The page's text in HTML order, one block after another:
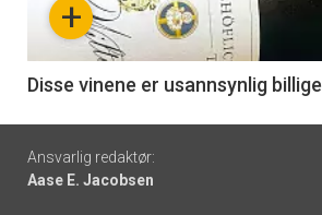
6
+
Disse vinene er usannsynlig billige
Footer
-
Ansvarlig redaktør:
Aase E. Jacobsen